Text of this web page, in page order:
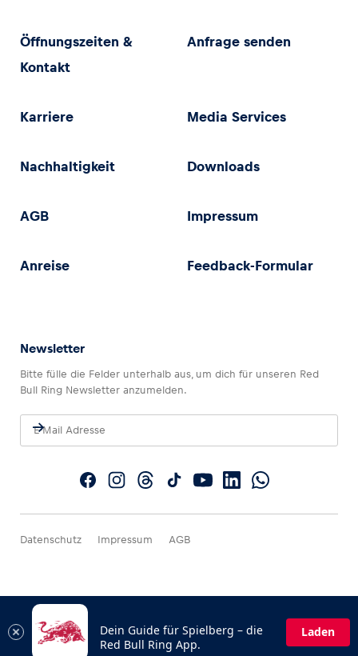
Öffnungszeiten &
Kontakt
Anfrage senden
Karriere Media Services
Nachhaltigkeit Downloads
AGB Impressum
Anreise Feedback-Formular
Newsletter
Bitte fülle die Felder unterhalb aus, um dich für unseren Red
Bull Ring Newsletter anzumelden.
Datenschutz Impressum AGB
Dein Guide für Spielberg – die
Red Bull Ring App.
Laden